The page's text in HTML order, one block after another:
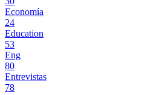
Economía
24
Education
53
Eng
80
Entrevistas
78